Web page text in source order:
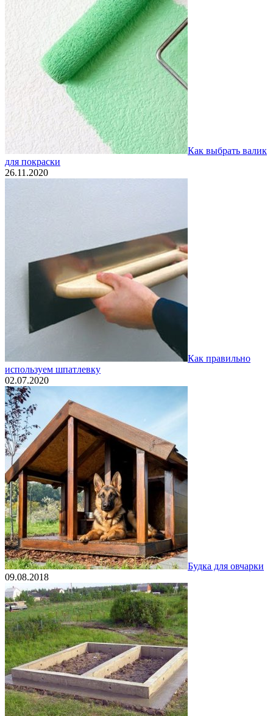
Как выбрать валик
для покраски
26.11.2020
Как правильно
используем шпатлевку
02.07.2020
Будка для овчарки
09.08.2018